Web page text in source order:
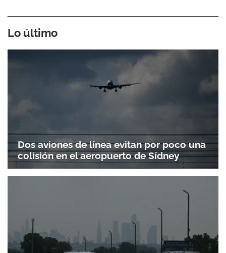
Lo último
Dos aviones de línea evitan por poco una
colisión en el aeropuerto de Sídney